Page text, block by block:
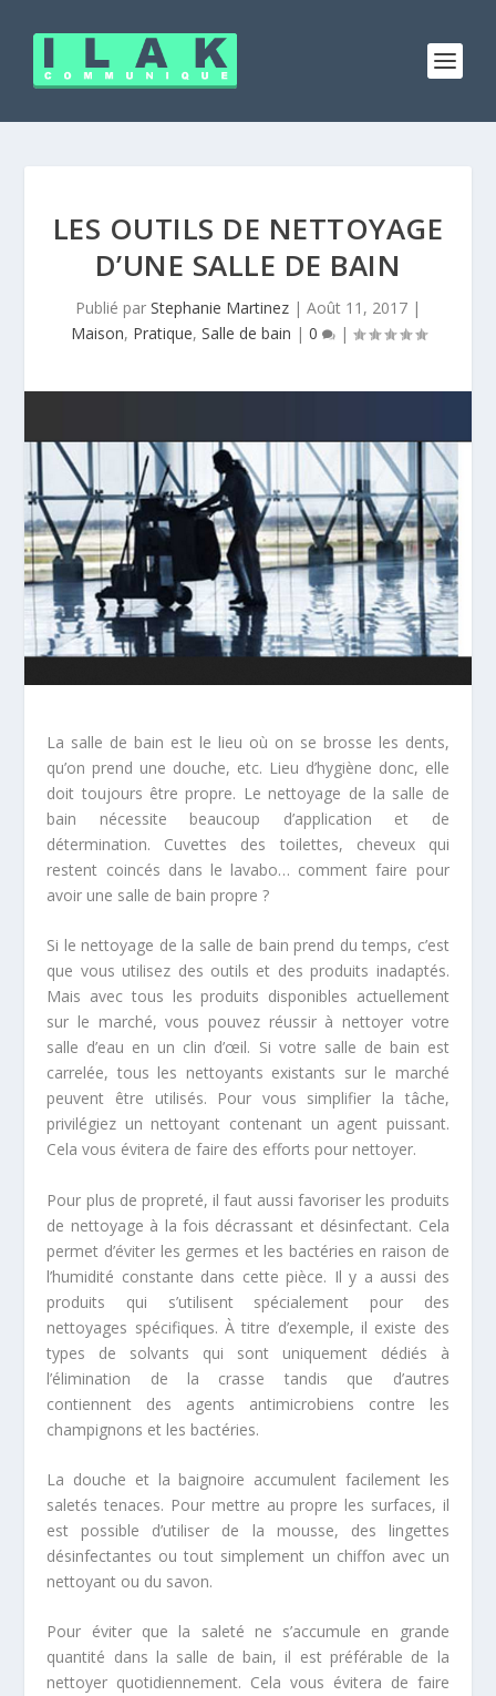
LES OUTILS DE NETTOYAGE
D’UNE SALLE DE BAIN
Publié par Stephanie Martinez | Août 11, 2017 |
Maison, Pratique, Salle de bain | 0 |
La salle de bain est le lieu où on se brosse les dents,
qu’on prend une douche, etc. Lieu d’hygiène donc, elle
doit toujours être propre. Le nettoyage de la salle de
bain nécessite beaucoup d’application et de
détermination. Cuvettes des toilettes, cheveux qui
restent coincés dans le lavabo… comment faire pour
avoir une salle de bain propre ?
Si le nettoyage de la salle de bain prend du temps, c’est
que vous utilisez des outils et des produits inadaptés.
Mais avec tous les produits disponibles actuellement
sur le marché, vous pouvez réussir à nettoyer votre
salle d’eau en un clin d’œil. Si votre salle de bain est
carrelée, tous les nettoyants existants sur le marché
peuvent être utilisés. Pour vous simplifier la tâche,
privilégiez un nettoyant contenant un agent puissant.
Cela vous évitera de faire des efforts pour nettoyer.
Pour plus de propreté, il faut aussi favoriser les produits
de nettoyage à la fois décrassant et désinfectant. Cela
permet d’éviter les germes et les bactéries en raison de
l’humidité constante dans cette pièce. Il y a aussi des
produits qui s’utilisent spécialement pour des
nettoyages spécifiques. À titre d’exemple, il existe des
types de solvants qui sont uniquement dédiés à
l’élimination de la crasse tandis que d’autres
contiennent des agents antimicrobiens contre les
champignons et les bactéries.
La douche et la baignoire accumulent facilement les
saletés tenaces. Pour mettre au propre les surfaces, il
est possible d’utiliser de la mousse, des lingettes
désinfectantes ou tout simplement un chiffon avec un
nettoyant ou du savon.
Pour éviter que la saleté ne s’accumule en grande
quantité dans la salle de bain, il est préférable de la
nettoyer quotidiennement. Cela vous évitera de faire